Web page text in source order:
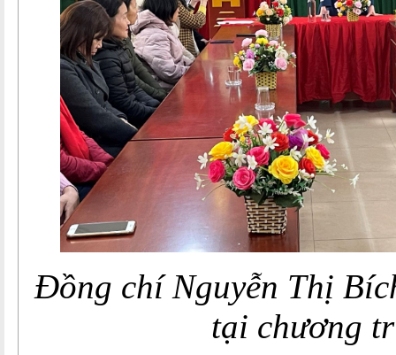
Đồng chí Nguyễn Thị
tại chương